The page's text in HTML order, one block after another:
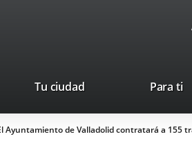
Tu ciudad Para ti
Ayuntamiento de Valladolid contratará a 155